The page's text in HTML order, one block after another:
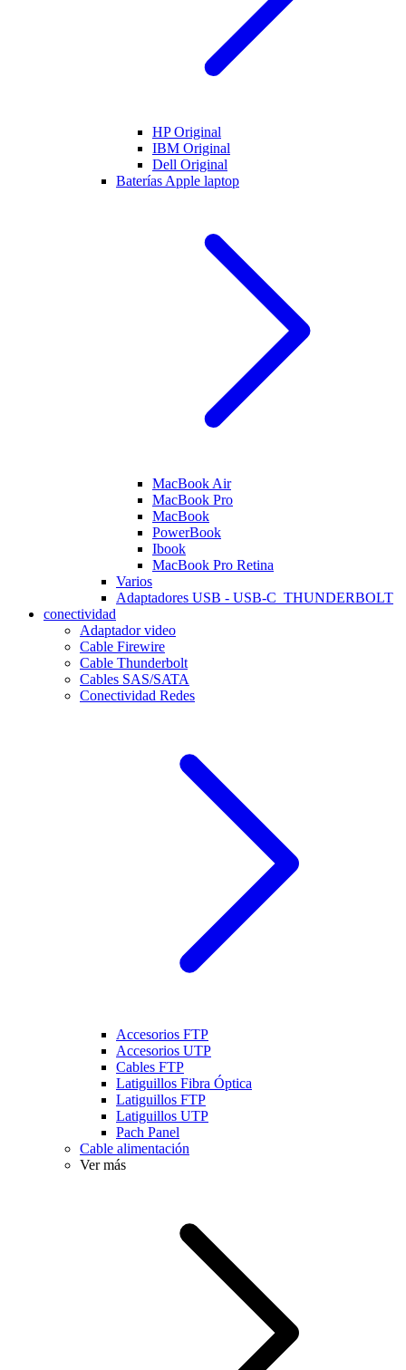
HP Original
IBM Original
Dell Original
Baterías Apple laptop
MacBook Air
MacBook Pro
MacBook
PowerBook
Ibook
MacBook Pro Retina
Varios
Adaptadores USB - USB-C_THUNDERBOLT
conectividad
Adaptador video
Cable Firewire
Cable Thunderbolt
Cables SAS/SATA
Conectividad Redes
Accesorios FTP
Accesorios UTP
Cables FTP
Latiguillos Fibra Óptica
Latiguillos FTP
Latiguillos UTP
Pach Panel
Cable alimentación
Ver más